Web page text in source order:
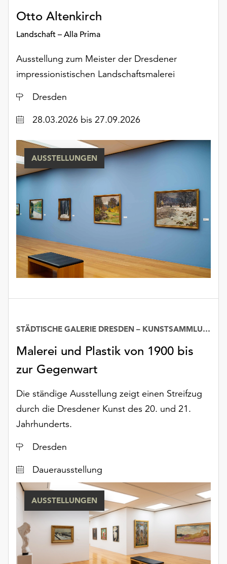
Cookies
auch
Ihr
Einverständnis
ausgeführt.
Möchten
die
verwendeten
Cookies
anpassen,
erreichen
die
Einstellungen
über
die
Schaltfläche
„Auswählen“.
Informationen
unserer
Datenschutzerklärung
oder
Impressum
Otto Altenkirch
Landschaft – Alla Prima
Ausstellung zum Meister der Dresdener
impressionistischen Landschaftsmalerei
Ort
Dresden
Datum28.03.2026 bis 27.09.2026
AUSSTELLUNGEN
Malerei und Plastik von 1900 bis
zur Gegenwart
STÄDTISCHE GALERIE DRESDEN – KUNSTSAMMLUNG
Die ständige Ausstellung zeigt einen Streifzug
durch die Dresdener Kunst des 20. und 21.
Jahrhunderts.
Ort
Dresden
Datum
Dauerausstellung
AUSSTELLUNGEN